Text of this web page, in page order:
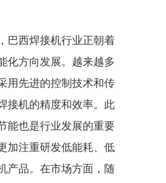
巴西焊接机行业正朝着
化方向发展。越来越多
用先进的控制技术和传
接机的精度和效率。此
能也是行业发展的重要
加注重研发低能耗、低
产品。在市场方面，随